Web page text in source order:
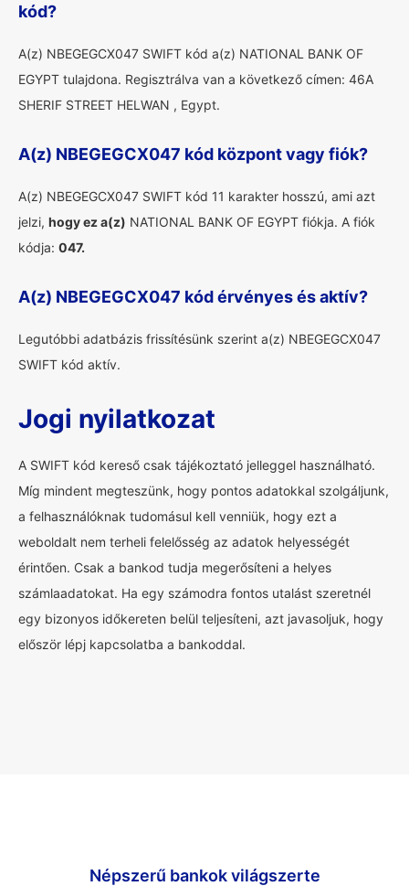
kód?
A(z) NBEGEGCX047 SWIFT kód a(z) NATIONAL BANK OF
EGYPT tulajdona. Regisztrálva van a következő címen: 46A
SHERIF STREET HELWAN , Egypt.
A(z) NBEGEGCX047 kód központ vagy fiók?
A(z) NBEGEGCX047 SWIFT kód 11 karakter hosszú, ami azt
jelzi, hogy ez a(z) NATIONAL BANK OF EGYPT fiókja. A fiók
kódja: 047.
A(z) NBEGEGCX047 kód érvényes és aktív?
Legutóbbi adatbázis frissítésünk szerint a(z) NBEGEGCX047
SWIFT kód aktív.
Jogi nyilatkozat
A SWIFT kód kereső csak tájékoztató jelleggel használható.
Míg mindent megteszünk, hogy pontos adatokkal szolgáljunk,
a felhasználóknak tudomásul kell venniük, hogy ezt a
weboldalt nem terheli felelősség az adatok helyességét
érintően. Csak a bankod tudja megerősíteni a helyes
számlaadatokat. Ha egy számodra fontos utalást szeretnél
egy bizonyos időkereten belül teljesíteni, azt javasoljuk, hogy
először lépj kapcsolatba a bankoddal.
Népszerű bankok világszerte